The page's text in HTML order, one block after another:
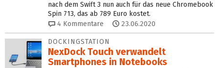
nach dem Swift 3 nun auch für das neue Chromebook
Spin 713, das ab 789 Euro kostet.
4 Kommentare 23.06.2020
DOCKINGSTATION
NexDock Touch verwandelt
Smartphones in Notebooks